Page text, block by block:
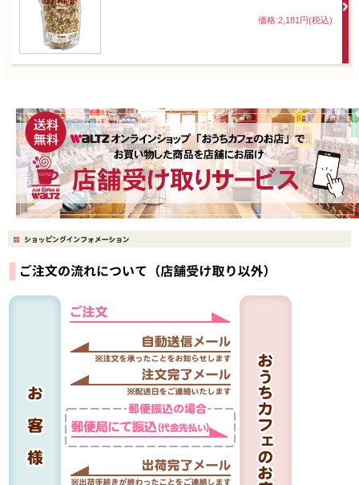
価格:2,181円(税込)